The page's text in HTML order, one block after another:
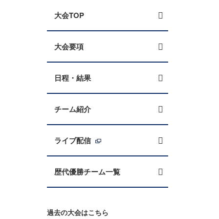
大会TOP
大会要項
日程・結果
チーム紹介
ライブ配信
歴代優勝チーム一覧
過去の大会はこちら